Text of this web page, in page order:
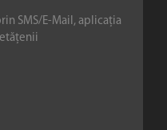
SMS/E-Mail, aplicația